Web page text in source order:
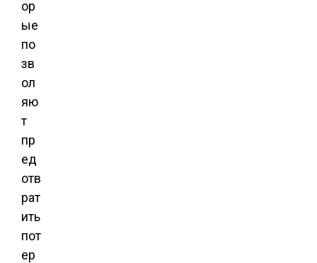
ор
ые
по
зв
ол
яю
т
пр
ед
отв
рат
ить
пот
ер